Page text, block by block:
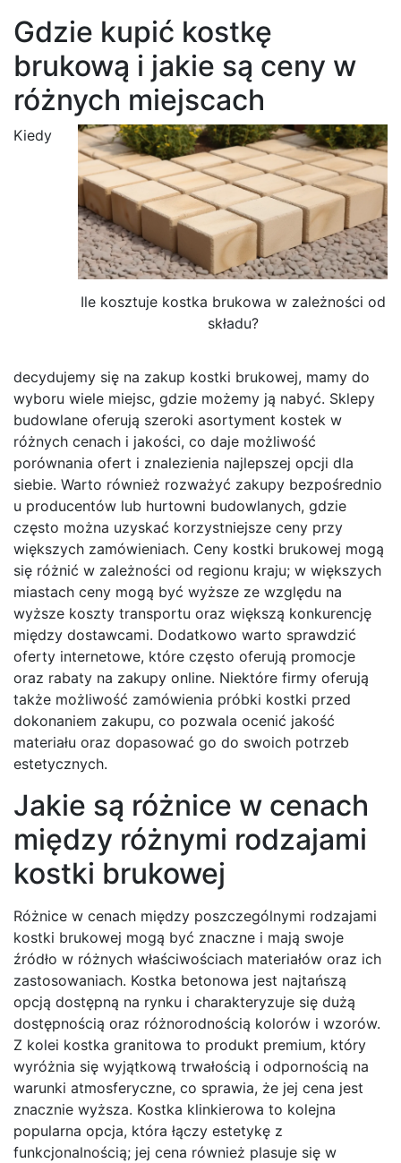
Gdzie kupić kostkę
brukową i jakie są ceny w
różnych miejscach
Ile kosztuje kostka brukowa w zależności od
składu?
Kiedy
decydujemy się na zakup kostki brukowej, mamy do
wyboru wiele miejsc, gdzie możemy ją nabyć. Sklepy
budowlane oferują szeroki asortyment kostek w
różnych cenach i jakości, co daje możliwość
porównania ofert i znalezienia najlepszej opcji dla
siebie. Warto również rozważyć zakupy bezpośrednio
u producentów lub hurtowni budowlanych, gdzie
często można uzyskać korzystniejsze ceny przy
większych zamówieniach. Ceny kostki brukowej mogą
się różnić w zależności od regionu kraju; w większych
miastach ceny mogą być wyższe ze względu na
wyższe koszty transportu oraz większą konkurencję
między dostawcami. Dodatkowo warto sprawdzić
oferty internetowe, które często oferują promocje
oraz rabaty na zakupy online. Niektóre firmy oferują
także możliwość zamówienia próbki kostki przed
dokonaniem zakupu, co pozwala ocenić jakość
materiału oraz dopasować go do swoich potrzeb
estetycznych.
Jakie są różnice w cenach
między różnymi rodzajami
kostki brukowej
Różnice w cenach między poszczególnymi rodzajami
kostki brukowej mogą być znaczne i mają swoje
źródło w różnych właściwościach materiałów oraz ich
zastosowaniach. Kostka betonowa jest najtańszą
opcją dostępną na rynku i charakteryzuje się dużą
dostępnością oraz różnorodnością kolorów i wzorów.
Z kolei kostka granitowa to produkt premium, który
wyróżnia się wyjątkową trwałością i odpornością na
warunki atmosferyczne, co sprawia, że jej cena jest
znacznie wyższa. Kostka klinkierowa to kolejna
popularna opcja, która łączy estetykę z
funkcjonalnością; jej cena również plasuje się w